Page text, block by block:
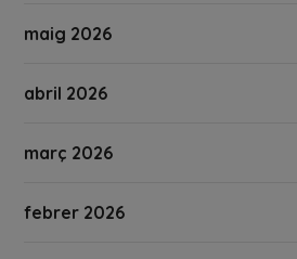
maig 2026
abril 2026
març 2026
febrer 2026